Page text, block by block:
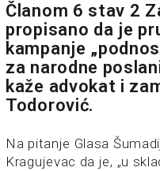
Članom 6 stav 2
propisano da je
kampanje
za narodne
kaže advokat i
Todorović.
Na pitanje Glasa
Kragujevac da je, „u